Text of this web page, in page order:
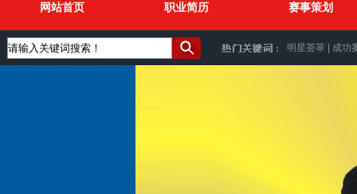
网站首页 职业简历 赛事策划
明星荟萃 成功